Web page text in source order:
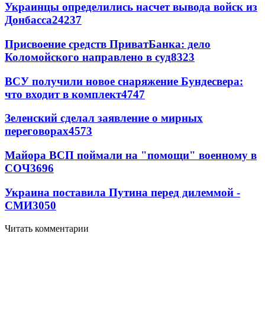
Украинцы определились насчет вывода войск из
Донбасса24237
Присвоение средств ПриватБанка: дело
Коломойского направлено в суд8323
ВСУ получили новое снаряжение Бундесвера:
что входит в комплект4747
Зеленский сделал заявление о мирных
переговорах4573
Майора ВСП поймали на "помощи" военному в
СОЧ3696
Украина поставила Путина перед дилеммой -
СМИ3050
Читать комментарии